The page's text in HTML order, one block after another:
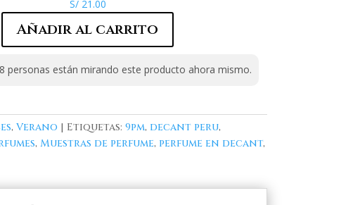
S/21.00
Añadir al carrito
personas están mirando este producto ahora mismo.
, Verano Etiquetas: 9pm, decant peru,
, Muestras de perfume, perfume en decant,